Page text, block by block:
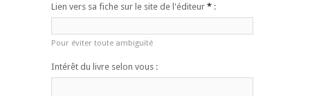
Lien vers sa fiche sur le site de l'éditeur * :
Pour éviter toute ambiguïté
Intérêt du livre selon vous :